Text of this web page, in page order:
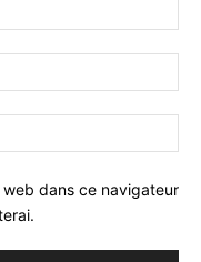
:*
:*
:
dans ce navigateur